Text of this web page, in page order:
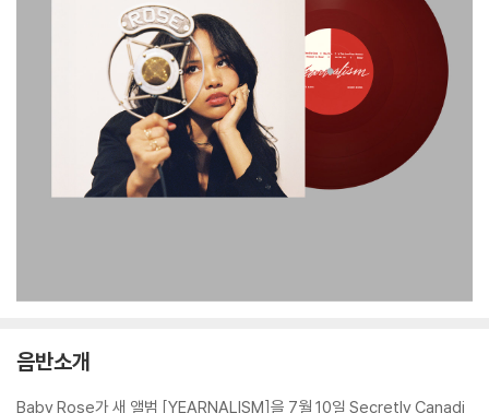
음반소개
Baby Rose가 새 앨범 [YEARNALISM]을 7월 10일 Secretly Canadi